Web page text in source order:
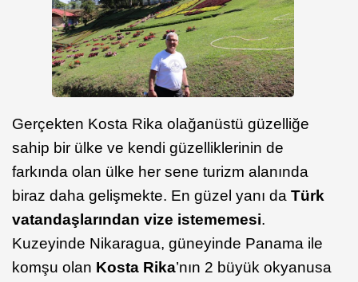
Gerçekten Kosta Rika olağanüstü güzelliğe
sahip bir ülke ve kendi güzelliklerinin de
farkında olan ülke her sene turizm alanında
biraz daha gelişmekte. En güzel yanı da Türk
vatandaşlarından vize istememesi.
Kuzeyinde Nikaragua, güneyinde Panama ile
komşu olan Kosta Rika’nın 2 büyük okyanusa